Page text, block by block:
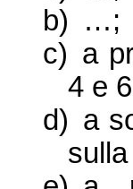
b)
…;
c) a
4 e
d) a